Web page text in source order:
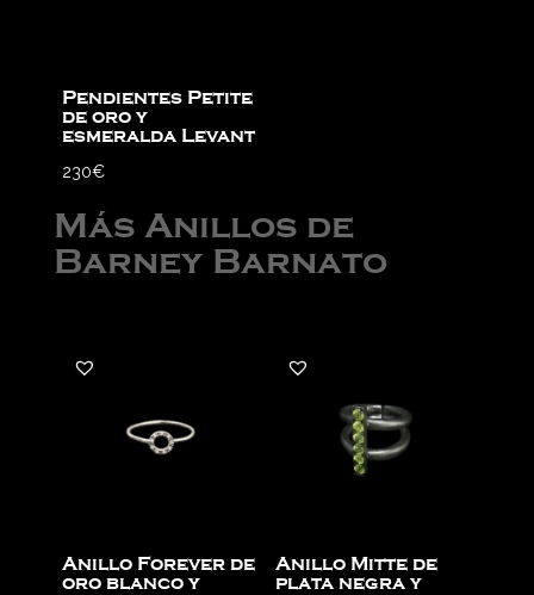
Pendientes Petite
de oro y
esmeralda Levant
230€
Más Anillos de
Barney Barnato
Anillo Forever de
oro blanco y
Anillo Mitte de
plata negra y